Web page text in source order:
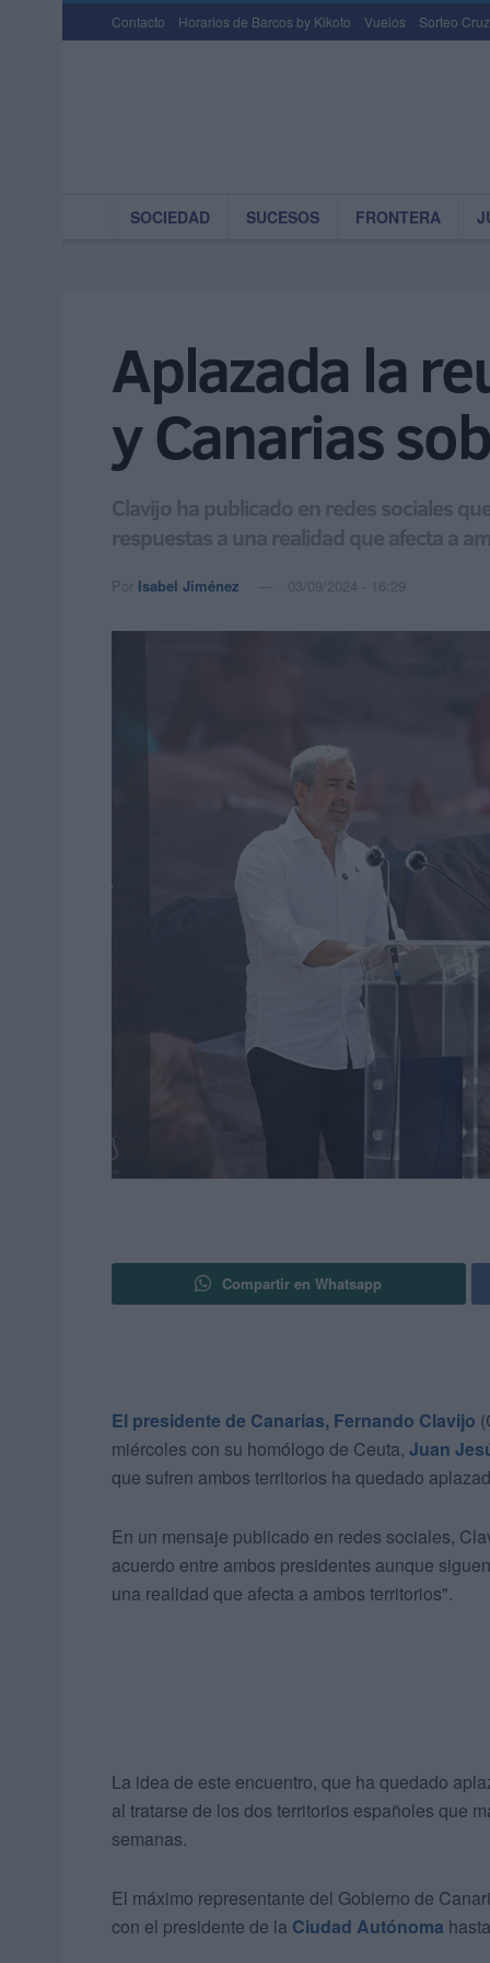
Contacto Horarios de Barcos by Kikoto Vuelos Sorteo
SOCIEDAD SUCESOS FRONTERA
Aplazada la
y Canarias
Clavijo ha publicado en redes sociales
respuestas a una realidad que afecta a
Por Isabel Jiménez 03/09/2024 - 16:29
Compartir en Whatsapp
El presidente de Canarias, Fernando Clavijo
miércoles con su homólogo de Ceuta, Juan
que sufren ambos territorios ha quedado
En un mensaje publicado en redes sociales,
acuerdo entre ambos presidentes aunque
una realidad que afecta a ambos territorios".
La idea de este encuentro, que ha quedado
al tratarse de los dos territorios españoles que
semanas.
El máximo representante del Gobierno de
con el presidente de la Ciudad Autónoma